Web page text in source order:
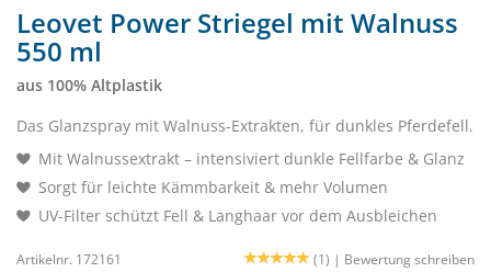
Leovet Power Striegel mit Walnuss
550 ml
aus 100% Altplastik
Das Glanzspray mit Walnuss-Extrakten, für dunkles Pferdefell.
Mit Walnussextrakt – intensiviert dunkle Fellfarbe & Glanz
Sorgt für leichte Kämmbarkeit & mehr Volumen
UV-Filter schützt Fell & Langhaar vor dem Ausbleichen
Artikelnr. 172161 (1) | Bewertung schreiben